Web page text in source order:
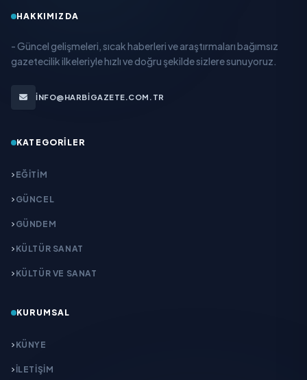
HAKKIMIZDA
- Güncel gelişmeleri, sıcak haberleri ve araştırmaları bağımsız
gazetecilik ilkeleriyle hızlı ve doğru şekilde sizlere sunuyoruz.
INFO@HARBIGAZETE.COM.TR
KATEGORILER
EĞITIM
GÜNCEL
GÜNDEM
KÜLTÜR SANAT
KÜLTÜR VE SANAT
KURUMSAL
KÜNYE
İLETIŞIM